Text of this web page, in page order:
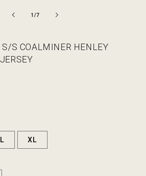
1 /の
7
S COALMINER HENLEY
L XL